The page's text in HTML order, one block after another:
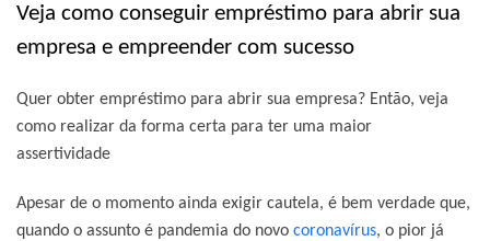
Veja como conseguir empréstimo para abrir sua
empresa e empreender com sucesso
Quer obter empréstimo para abrir sua empresa? Então, veja
como realizar da forma certa para ter uma maior
assertividade
Apesar de o momento ainda exigir cautela, é bem verdade que,
quando o assunto é pandemia do novo coronavírus, o pior já